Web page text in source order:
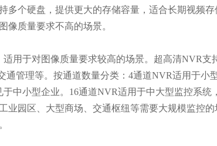
多个硬盘，提供更大的存储容量，适合长期视频
像质量要求不高的场景。
用于对图像质量要求较高的场景。超高清NVR
通管理等。按通道数量分类：4通道NVR适用于小
中小型企业。16通道NVR适用于中大型监控系统
业园区、大型商场、交通枢纽等需要大规模监控